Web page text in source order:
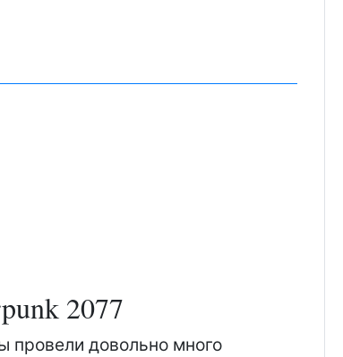
2077
провели довольно много